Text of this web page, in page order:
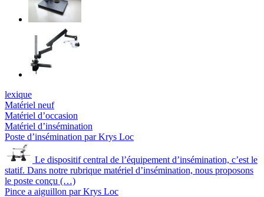
lexique
Matériel neuf
Matériel d’occasion
Matériel d’insémination
Poste d’insémination par Krys Loc
Le dispositif central de l’équipement d’insémination, c’est le
statif. Dans notre rubrique matériel d’insémination, nous proposons
le poste conçu (…)
Pince a aiguillon par Krys Loc